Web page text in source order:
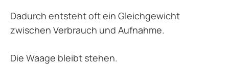
Dadurch entsteht oft ein Gleichgewicht
zwischen Verbrauch und Aufnahme.
Die Waage bleibt stehen.